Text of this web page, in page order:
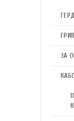
ЗА